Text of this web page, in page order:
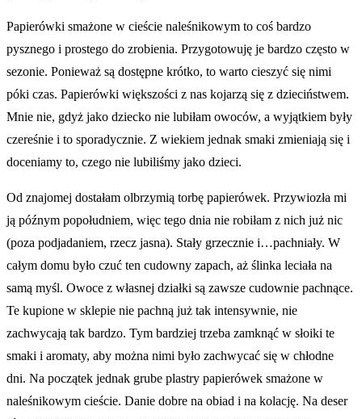
Papierówki smażone w cieście naleśnikowym to coś bardzo
pysznego i prostego do zrobienia. Przygotowuję je bardzo często w
sezonie. Ponieważ są dostępne krótko, to warto cieszyć się nimi
póki czas. Papierówki większości z nas kojarzą się z dzieciństwem.
Mnie nie, gdyż jako dziecko nie lubiłam owoców, a wyjątkiem były
czereśnie i to sporadycznie. Z wiekiem jednak smaki zmieniają się i
doceniamy to, czego nie lubiliśmy jako dzieci.
Od znajomej dostałam olbrzymią torbę papierówek. Przywiozła mi
ją późnym popołudniem, więc tego dnia nie robiłam z nich już nic
(poza podjadaniem, rzecz jasna). Stały grzecznie i…pachniały. W
całym domu było czuć ten cudowny zapach, aż ślinka leciała na
samą myśl. Owoce z własnej działki są zawsze cudownie pachnące.
Te kupione w sklepie nie pachną już tak intensywnie, nie
zachwycają tak bardzo. Tym bardziej trzeba zamknąć w słoiki te
smaki i aromaty, aby można nimi było zachwycać się w chłodne
dni. Na początek jednak grube plastry papierówek smażone w
naleśnikowym cieście. Danie dobre na obiad i na kolację. Na deser